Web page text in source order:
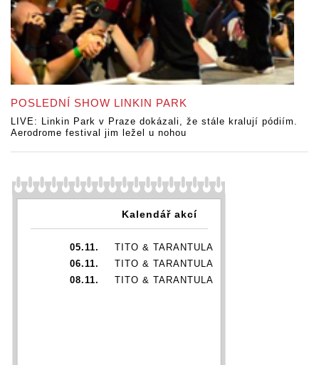
POSLEDNÍ SHOW LINKIN PARK
LIVE: Linkin Park v Praze dokázali, že stále kralují pódiím.
Aerodrome festival jim ležel u nohou
Kalendář akcí
05.11.
TITO & TARANTULA
06.11.
TITO & TARANTULA
08.11.
TITO & TARANTULA